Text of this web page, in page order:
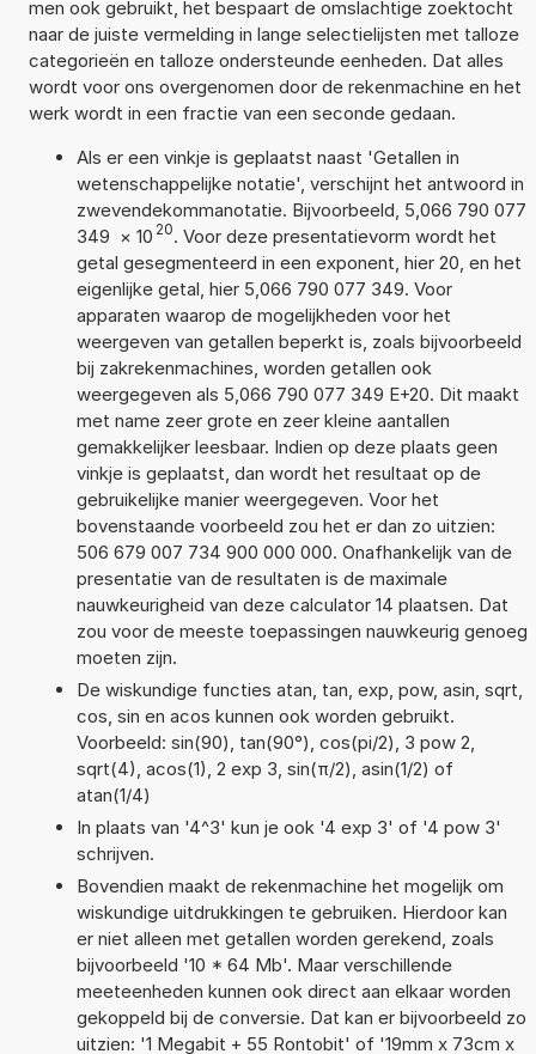
men ook gebruikt, het bespaart de omslachtige zoektocht
naar de juiste vermelding in lange selectielijsten met talloze
categorieën en talloze ondersteunde eenheden. Dat alles
wordt voor ons overgenomen door de rekenmachine en het
werk wordt in een fractie van een seconde gedaan.
Als er een vinkje is geplaatst naast 'Getallen in
wetenschappelijke notatie', verschijnt het antwoord in
zwevendekommanotatie. Bijvoorbeeld, 5,066 790 077
349 × 10 20. Voor deze presentatievorm wordt het
getal gesegmenteerd in een exponent, hier 20, en het
eigenlijke getal, hier 5,066 790 077 349. Voor
apparaten waarop de mogelijkheden voor het
weergeven van getallen beperkt is, zoals bijvoorbeeld
bij zakrekenmachines, worden getallen ook
weergegeven als 5,066 790 077 349 E+20. Dit maakt
met name zeer grote en zeer kleine aantallen
gemakkelijker leesbaar. Indien op deze plaats geen
vinkje is geplaatst, dan wordt het resultaat op de
gebruikelijke manier weergegeven. Voor het
bovenstaande voorbeeld zou het er dan zo uitzien:
506 679 007 734 900 000 000. Onafhankelijk van de
presentatie van de resultaten is de maximale
nauwkeurigheid van deze calculator 14 plaatsen. Dat
zou voor de meeste toepassingen nauwkeurig genoeg
moeten zijn.
De wiskundige functies atan, tan, exp, pow, asin, sqrt,
cos, sin en acos kunnen ook worden gebruikt.
Voorbeeld: sin(90), tan(90°), cos(pi/2), 3 pow 2,
sqrt(4), acos(1), 2 exp 3, sin(π/2), asin(1/2) of
atan(1/4)
In plaats van '4^3' kun je ook '4 exp 3' of '4 pow 3'
schrijven.
Bovendien maakt de rekenmachine het mogelijk om
wiskundige uitdrukkingen te gebruiken. Hierdoor kan
er niet alleen met getallen worden gerekend, zoals
bijvoorbeeld '10 * 64 Mb'. Maar verschillende
meeteenheden kunnen ook direct aan elkaar worden
gekoppeld bij de conversie. Dat kan er bijvoorbeeld zo
uitzien: '1 Megabit + 55 Rontobit' of '19mm x 73cm x